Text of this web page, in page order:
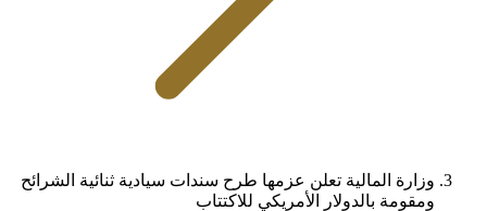
وزارة المالية تعلن عزمها طرح سندات سيادية ثنائية الشرائح
ومقومة بالدولار الأمريكي للاكتتاب